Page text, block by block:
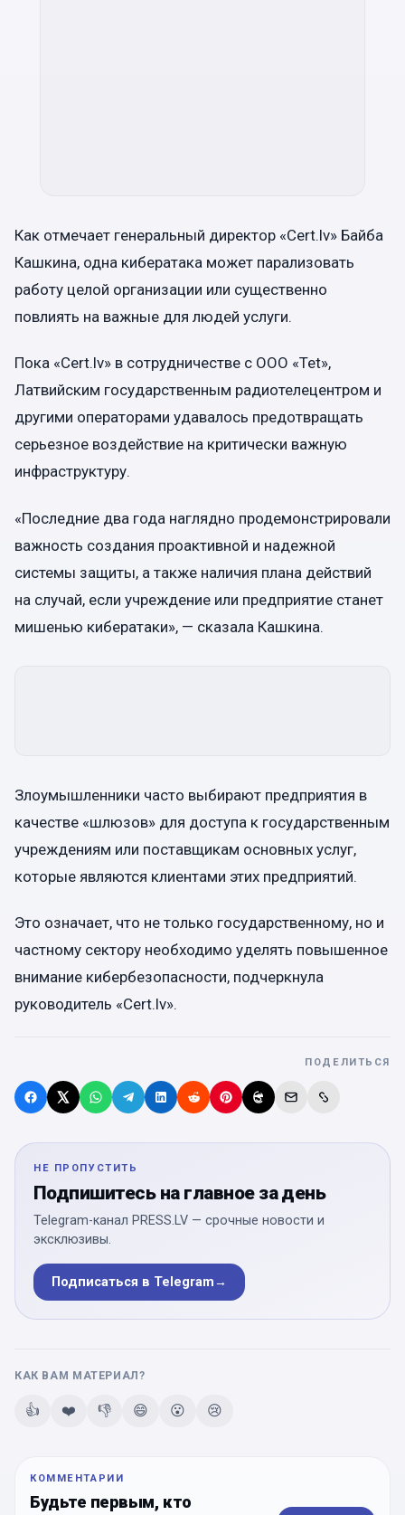
Как отмечает генеральный директор «Cert.lv» Байба
Кашкина, одна кибератака может парализовать
работу целой организации или существенно
повлиять на важные для людей услуги.
Пока «Cert.lv» в сотрудничестве с ООО «Tet»,
Латвийским государственным радиотелецентром и
другими операторами удавалось предотвращать
серьезное воздействие на критически важную
инфраструктуру.
«Последние два года наглядно продемонстрировали
важность создания проактивной и надежной
системы защиты, а также наличия плана действий
на случай, если учреждение или предприятие станет
мишенью кибератаки», — сказала Кашкина.
Злоумышленники часто выбирают предприятия в
качестве «шлюзов» для доступа к государственным
учреждениям или поставщикам основных услуг,
которые являются клиентами этих предприятий.
Это означает, что не только государственному, но и
частному сектору необходимо уделять повышенное
внимание кибербезопасности, подчеркнула
руководитель «Cert.lv».
ПОДЕЛИТЬСЯ
НЕ ПРОПУСТИТЬ
Подпишитесь на главное за день
Telegram-канал PRESS.LV — срочные новости и
эксклюзивы.
Подписаться в Telegram→
КАК ВАМ МАТЕРИАЛ?
👍 ❤️ 👎 😄 😮 😢
КОММЕНТАРИИ
Будьте первым, кто